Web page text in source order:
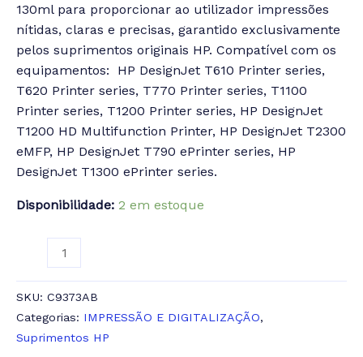
130ml para proporcionar ao utilizador impressões
nítidas, claras e precisas, garantido exclusivamente
pelos suprimentos originais HP. Compatível com os
equipamentos: HP DesignJet T610 Printer series,
T620 Printer series, T770 Printer series, T1100
Printer series, T1200 Printer series, HP DesignJet
T1200 HD Multifunction Printer, HP DesignJet T2300
eMFP, HP DesignJet T790 ePrinter series, HP
DesignJet T1300 ePrinter series.
Disponibilidade: 2 em estoque
SKU: C9373AB
Categorias: IMPRESSÃO E DIGITALIZAÇÃO,
Suprimentos HP